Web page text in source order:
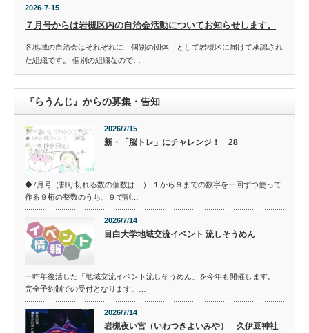
2026-7-15
７月号からは岩槻区内の自治会活動についてお知らせします。
各地域の自治会はそれぞれに「個別の団体」として岩槻区に届けて承認され
た組織です。 個別の組織なので…
『らうんじ』からの募集・告知
2026/7/15
新・「脳トレ」にチャレンジ！ 28
◆7月号（割り切れる数の個数は…） １から９までの数字を一回ずつ使って
作る９桁の整数のうち、９で割…
2026/7/14
目白大学地域交流イベント 流しそうめん
一昨年復活した「地域交流イベント流しそうめん」を今年も開催します。
完全予約制での受付となります。…
2026/7/14
岩槻夜い宮（いわつきよいみや） 久伊豆神社